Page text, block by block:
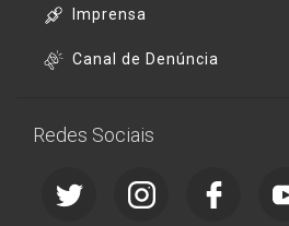
Imprensa
Canal de Denúncia
Redes Sociais